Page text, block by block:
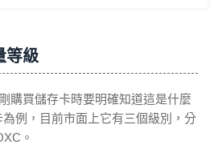
等級
購買儲存卡時要明確知道這是什麼
例，目前市面上它有三個級別，分
。